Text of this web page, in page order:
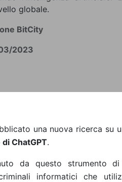
globale.
BitCity
2023
una nuova ricerca su
ChatGPT.
da questo strumento
informatici che